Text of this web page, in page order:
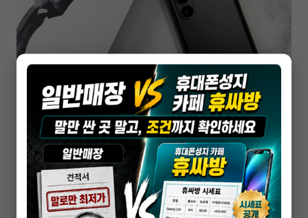
휴대폰성지
김포 휴대폰 성지 찾을 때 실구매가부터 보는
이유
2026-05-13